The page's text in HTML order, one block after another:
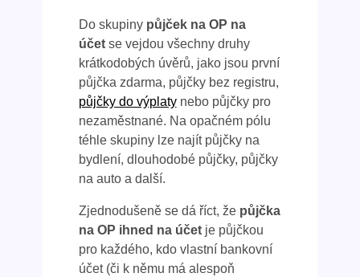
Do skupiny půjček na OP na
účetse vejdou všechny druhy
krátkodobých úvěrů, jako jsou první
půjčka zdarma, půjčky bez registru,
půjčky do výplatynebo půjčky pro
nezaměstnané. Na opačném pólu
téhle skupiny lze najít půjčky na
bydlení, dlouhodobé půjčky, půjčky
na auto a další.
Zjednodušeně se dá říct, že půjčka
na OP ihned na účet je půjčkou
pro každého, kdo vlastní bankovní
účet (či k němu má alespoň